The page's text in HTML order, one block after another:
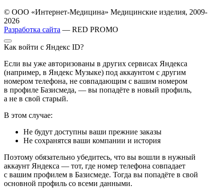
© ООО «Интернет-Медицина» Медицинские изделия, 2009-
2026
Разработка сайта — RED PROMO
Как войти с Яндекс ID?
Если вы уже авторизованы в других сервисах Яндекса
(например, в Яндекс Музыке) под аккаунтом с другим
номером телефона, не совпадающим с вашим номером
в профиле Базисмеда, — вы попадёте в новый профиль,
а не в свой старый.
В этом случае:
Не будут доступны ваши прежние заказы
Не сохранятся ваши компании и история
Поэтому обязательно убедитесь, что вы вошли в нужный
аккаунт Яндекса — тот, где номер телефона совпадает
с вашим профилем в Базисмеде. Тогда вы попадёте в свой
основной профиль со всеми данными.